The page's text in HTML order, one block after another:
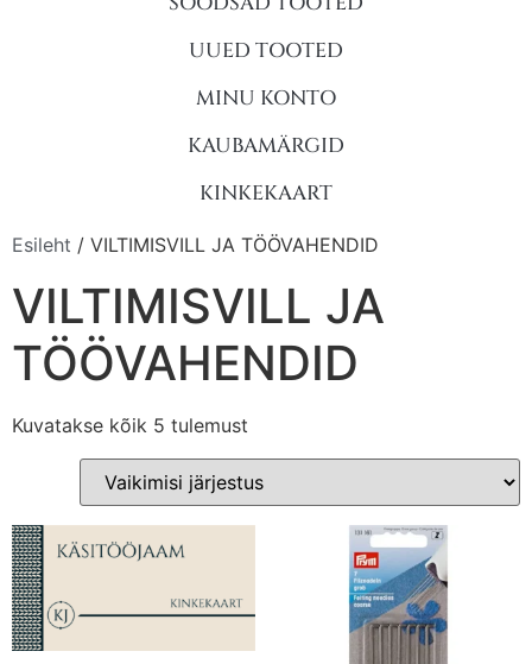
UUED TOOTED
MINU KONTO
KAUBAMÄRGID
KINKEKAART
Esileht / VILTIMISVILL JA TÖÖVAHENDID
VILTIMISVILL JA
TÖÖVAHENDID
Kuvatakse kõik 5 tulemust